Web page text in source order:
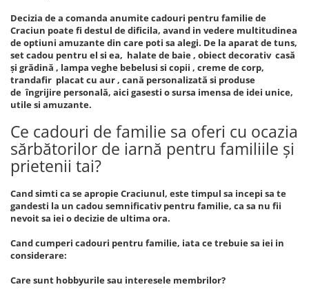
Decizia de a comanda anumite cadouri pentru familie de
Craciun poate fi destul de dificila, avand in vedere multitudinea
de optiuni amuzante din care poti sa alegi. De la aparat de tuns,
set cadou pentru el si ea, halate de baie , obiect decorativ casă
și grădină , lampa veghe bebelusi si copii , creme de corp,
trandafir placat cu aur , cană personalizată si produse
de îngrijire personală, aici gasesti o sursa imensa de idei unice,
utile si amuzante.
Ce cadouri de familie sa oferi cu ocazia
sărbătorilor de iarnă pentru familiile și
prietenii tai?
Cand simti ca se apropie Craciunul, este timpul sa incepi sa te
gandesti la un cadou semnificativ pentru familie, ca sa nu fii
nevoit sa iei o decizie de ultima ora.
Cand cumperi cadouri pentru familie, iata ce trebuie sa iei in
considerare:
Care sunt hobbyurile sau interesele membrilor?